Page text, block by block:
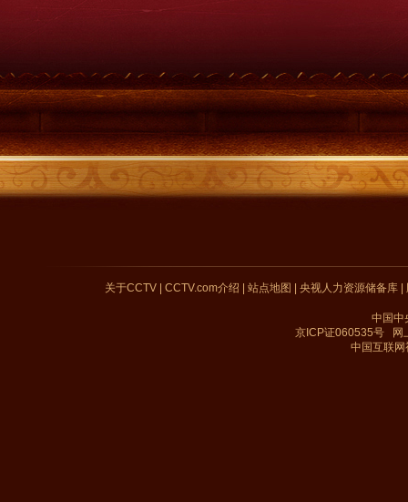
关于CCTV| CCTV.com介绍 站点地图 央视人力资源储备库|
中国中
京ICP证060535号网
中国互联